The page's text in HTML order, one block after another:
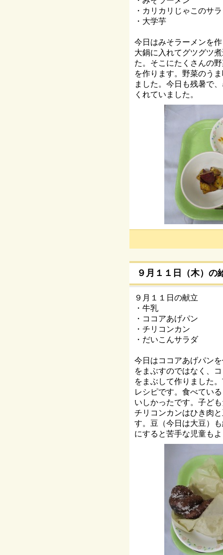
・カリカリじゃこのサ
・大学芋
今日はみそラーメンを
大鍋に入れてグツグツ
た。そこにたくさんの
を作ります。野菜のう
ました。今日も残暑で
くれていました。
９月１１日（木）の
９月１１日の献立
・牛乳
・ココアあげパン
・チリコンカン
・だいこんサラダ
今日はココアあげパン
をまぶすのではなく、
をまぶして作りました
レシピです。食べてい
いしかったです。子ど
チリコンカンはひき肉
す。豆（今日は大豆）
にすると苦手な児童も